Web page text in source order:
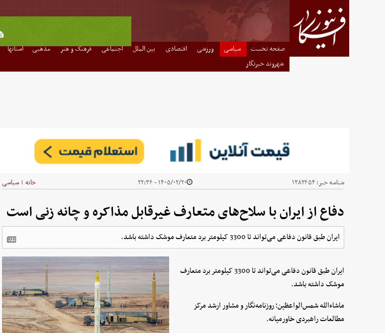
صفحه نخست سیاسی ورزشی اقتصادی بین الملل اجتماعی فرهنگ و هنر مذهبی استانها
شهروند خبرنگار
شناسه خبر:۱۳۸۳۶۵۴ ۱۴۰۵/۰۲/۲۰ - ۲۲:۳۶ خانه | سیاسی
دفاع از ایران با سلاح‌های متعارف غیرقابل مذاکره و چانه زنی است
ایران طبق قانون دفاعی می‌تواند تا 3300 کیلومتر برد متعارف موشک داشته باشد.
ایران طبق قانون دفاعی می‌تواند تا 3300 کیلومتر برد متعارف
موشک داشته باشد.
ماشاءالله شمس‌الواعظین؛ روزنامه‌نگار و مشاور ارشد مرکز
مطالعات راهبردی خاورمیانه.